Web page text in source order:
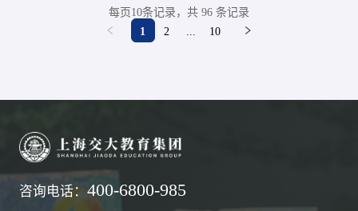
每页10条记录，共 96 条记录
1
2 ... 10
咨询电话： 400-6800-985